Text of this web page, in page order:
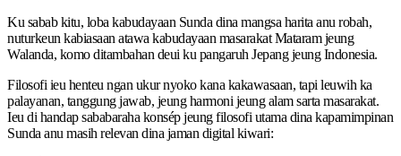
Ku sabab kitu, loba kabudayaan Sunda dina mangsa harita anu robah,
nuturkeun kabiasaan atawa kabudayaan masarakat Mataram jeung
Walanda, komo ditambahan deui ku pangaruh Jepang jeung Indonesia.
Filosofi ieu henteu ngan ukur nyoko kana kakawasaan, tapi leuwih ka
palayanan, tanggung jawab, jeung harmoni jeung alam sarta masarakat.
Ieu di handap sababaraha konsép jeung filosofi utama dina kapamimpinan
Sunda anu masih relevan dina jaman digital kiwari: